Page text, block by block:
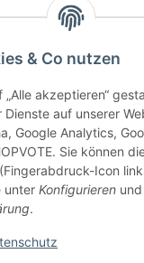
& Co nutzen
„Alle akzeptieren“
auf unserer
Google Analytics,
Sie können
Icon
unter Konfigurieren
.
Sie mir
regelmäßig und
Ihrem